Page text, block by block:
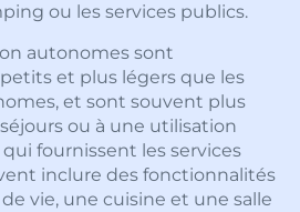
ou les services publics.
autonomes sont
et plus légers que les
et sont souvent plus
ou à une utilisation
fournissent les services
inclure des fonctionnalités
vie, une cuisine et une salle